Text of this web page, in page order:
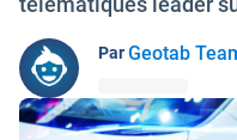
ParGeotab